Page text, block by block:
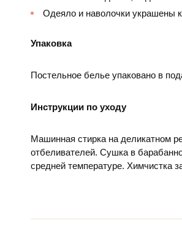
Одеяло и наволочки украшены
Упаковка
Постельное белье упаковано в
Инструкции по уходу
Машинная стирка на деликатном
отбеливателей. Сушка в
средней температуре. Химчистка